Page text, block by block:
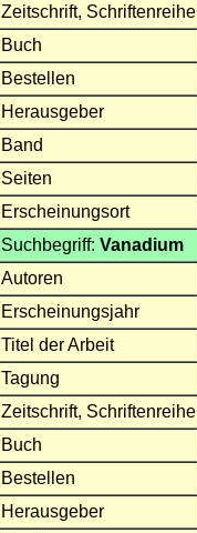
Zeitschrift, Schriftenreihe
Buch
Bestellen
Herausgeber
Band
Seiten
Erscheinungsort
Suchbegriff: Vanadium
Autoren
Erscheinungsjahr
Titel der Arbeit
Tagung
Zeitschrift, Schriftenreihe
Buch
Bestellen
Herausgeber